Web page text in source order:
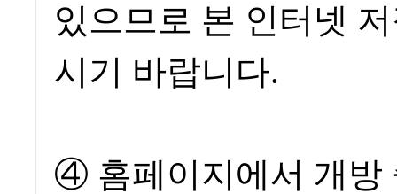
있으므로 본 인터넷
시기 바랍니다.
④ 홈페이지에서 개방